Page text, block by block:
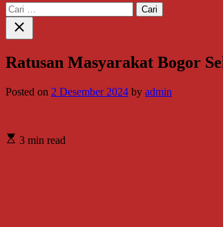
Cari
untuk:
Close
search
Ratusan Masyarakat Bogor
Posted on 2 Desember 2024 by admin
3 min read